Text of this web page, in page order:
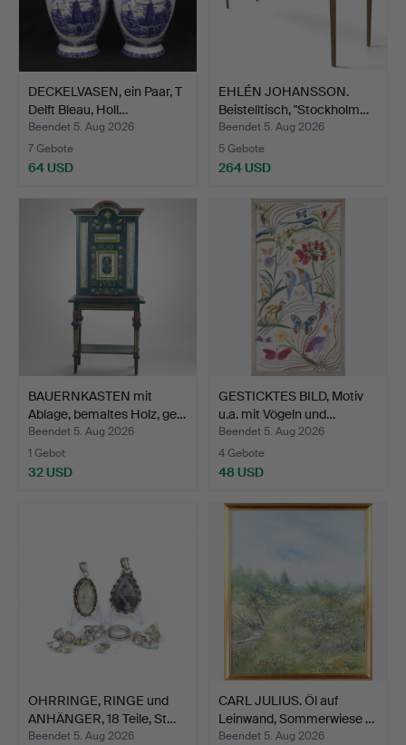
DECKELVASEN, ein Paar, T
Delft Bleau, Holl…
Beendet 5. Aug 2026
7 Gebote
64 USD
EHLÉN JOHANSSON.
Beistelltisch, "Stockholm…
Beendet 5. Aug 2026
5 Gebote
264 USD
BAUERNKASTEN mit
Ablage, bemaltes Holz, ge…
Beendet 5. Aug 2026
1 Gebot
32 USD
GESTICKTES BILD, Motiv
u.a. mit Vögeln und…
Beendet 5. Aug 2026
4 Gebote
48 USD
OHRRINGE, RINGE und
ANHÄNGER, 18 Teile, St…
Beendet 5. Aug 2026
CARL JULIUS. Öl auf
Leinwand, Sommerwiese …
Beendet 5. Aug 2026